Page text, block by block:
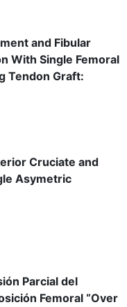
and Fibular
With Single Femoral
Tendon Graft:
Cruciate and
Asymetric
Parcial del
Femoral “Over